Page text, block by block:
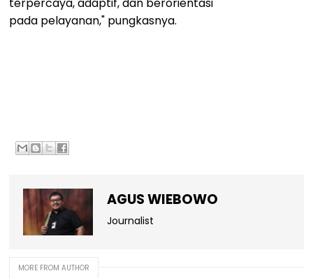
pada pelayanan," pungkasnya.
AGUS WIEBOWO
Journalist
MORE FROM AUTHOR